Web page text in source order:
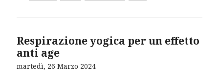
Respirazione yogica per un effetto
anti age
martedì, 26 Marzo 2024